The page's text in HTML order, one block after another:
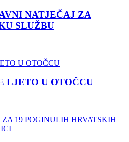
NATJEČAJ ZA
SLUŽBU
LJETO U OTOČCU